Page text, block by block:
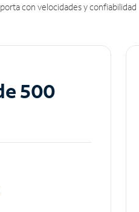
con velocidades y confiabilidad
500